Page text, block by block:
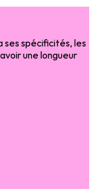
ses spécificités, les
une longueur